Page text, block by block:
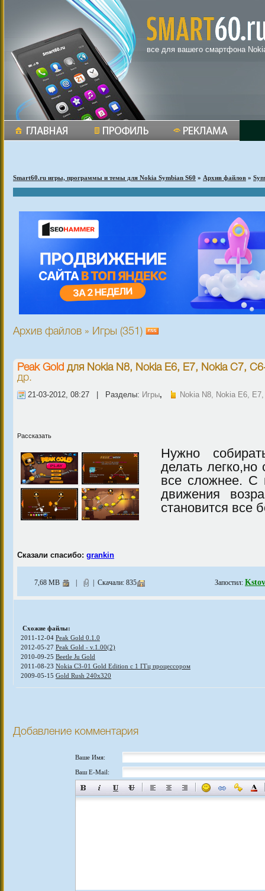
все для вашего смартфона
Smart60.ru игры, программы и темы для Nokia Symbian S60 » Архив файлов »
Архив файлов » Игры (351)
Peak Gold для Nokia N8, Nokia E6, E7, Nokia C7,
др.
21-03-2012, 08:27 | Разделы: Игры, Nokia N8, Nokia E6,
Рассказать
Нужно
делать
все сложнее. С
движения
становится все
Сказали спасибо: grankin
7,68 MB | | Скачали: 835 Запостил:
Схожие файлы:
2011-12-04 Peak Gold 0.1.0
2012-05-27 Peak Gold - v.1.00(2)
2010-09-25 Beetle Ju Gold
2011-08-23 Nokia C3-01 Gold Edition с 1 ГГц процессором
2009-05-15 Gold Rush 240x320
Добавление комментария
Ваше Имя:
Ваш E-Mail: